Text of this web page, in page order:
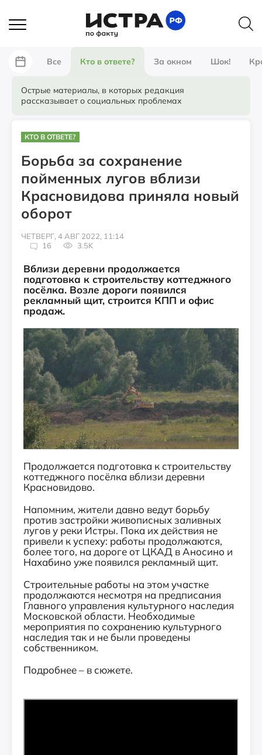
Все Кто в ответе? За окном Шок!
Острые материалы, в которых редакция
рассказывает о социальных проблемах
КТО В ОТВЕТЕ?
Борьба за сохранение
пойменных лугов вблизи
Красновидова приняла новый
оборот
ЧЕТВЕРГ, 4 АВГ 2022, 11:14
16
3.5K
Вблизи деревни продолжается
подготовка к строительству коттеджного
посёлка. Возле дороги появился
рекламный щит, строится КПП и офис
продаж.
Продолжается подготовка к строительству
коттеджного посёлка вблизи деревни
Красновидово.
Напомним, жители давно ведут борьбу
против застройки живописных заливных
лугов у реки Истры. Пока их действия не
привели к успеху: работы продолжаются,
более того, на дороге от ЦКАД в Аносино и
Нахабино уже появился рекламный щит.
Строительные работы на этом участке
продолжаются несмотря на предписания
Главного управления культурного наследия
Московской области. Необходимые
мероприятия по сохранению культурного
наследия так и не были проведены
собственником.
Подробнее – в сюжете.